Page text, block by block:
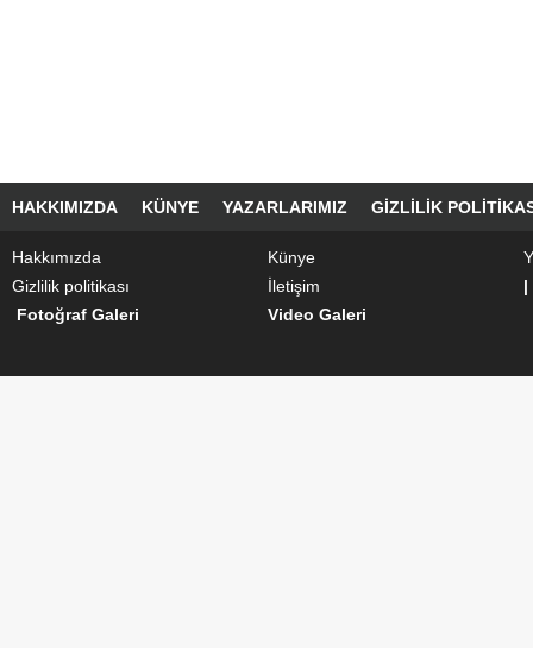
HAKKIMIZDA KÜNYE YAZARLARIMIZ GIZLILIK
Hakkımızda Künye
Gizlilik politikası
İletişim
|
Fotoğraf Galeri
Video Galeri